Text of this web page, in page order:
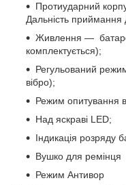
Протиударний
Дальність
Живлення —
комплектується);
Регульований режим
вібро);
Режим опитування
Над яскраві LED;
Індикація розряду
Вушко для ремінця
Режим Антивор